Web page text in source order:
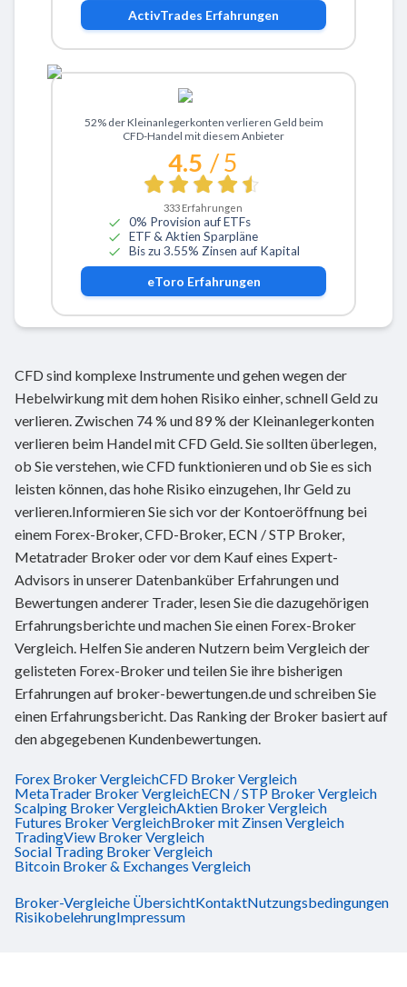
ActivTrades Erfahrungen
Zu eToro
52% der Kleinanlegerkonten verlieren Geld beim
CFD-Handel mit diesem Anbieter
4.5 / 5
333 Erfahrungen
0% Provision auf ETFs
ETF & Aktien Sparpläne
Bis zu 3.55% Zinsen auf Kapital
eToro Erfahrungen
CFD sind komplexe Instrumente und gehen wegen der
Hebelwirkung mit dem hohen Risiko einher, schnell Geld zu
verlieren. Zwischen 74 % und 89 % der Kleinanlegerkonten
verlieren beim Handel mit CFD Geld. Sie sollten überlegen,
ob Sie verstehen, wie CFD funktionieren und ob Sie es sich
leisten können, das hohe Risiko einzugehen, Ihr Geld zu
verlieren.Informieren Sie sich vor der Kontoeröffnung bei
einem Forex-Broker, CFD-Broker, ECN / STP Broker,
Metatrader Broker oder vor dem Kauf eines Expert-
Advisors in unserer Datenbanküber Erfahrungen und
Bewertungen anderer Trader, lesen Sie die dazugehörigen
Erfahrungsberichte und machen Sie einen Forex-Broker
Vergleich. Helfen Sie anderen Nutzern beim Vergleich der
gelisteten Forex-Broker und teilen Sie ihre bisherigen
Erfahrungen auf broker-bewertungen.de und schreiben Sie
einen Erfahrungsbericht. Das Ranking der Broker basiert auf
den abgegebenen Kundenbewertungen.
Forex Broker VergleichCFD Broker Vergleich
MetaTrader Broker VergleichECN / STP Broker Vergleich
Scalping Broker VergleichAktien Broker Vergleich
Futures Broker VergleichBroker mit Zinsen Vergleich
TradingView Broker Vergleich
Social Trading Broker Vergleich
Bitcoin Broker & Exchanges Vergleich
Broker-Vergleiche ÜbersichtKontaktNutzungsbedingungen
RisikobelehrungImpressum